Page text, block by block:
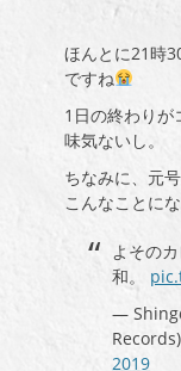
ほんとに21時
ですね
1日の終わりが
味気ないし。
ちなみに、元
こんなことに
よその
和。
—
2019